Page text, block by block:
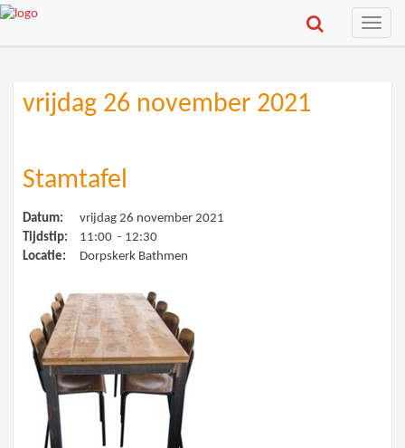
Toggle
vrijdag 26 november 2021
Stamtafel
Datum:
vrijdag 26 november 2021
Tijdstip:
11:00 - 12:30
Locatie:
Dorpskerk Bathmen